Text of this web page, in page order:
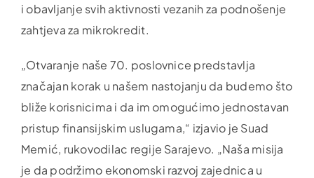
i obavljanje svih aktivnosti vezanih za podnošenje
zahtjeva za mikrokredit.
„Otvaranje naše 70. poslovnice predstavlja
značajan korak u našem nastojanju da budemo što
bliže korisnicima i da im omogućimo jednostavan
pristup finansijskim uslugama,“ izjavio je Suad
Memić, rukovodilac regije Sarajevo. „Naša misija
je da podržimo ekonomski razvoj zajednica u